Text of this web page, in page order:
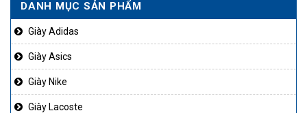
DANH MỤC SẢN PHẨM
Giày Adidas
Giày Asics
Giày Nike
Giày Lacoste
1.950.000₫.